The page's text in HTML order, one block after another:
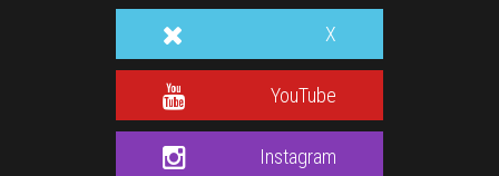
X
YouTube
Instagram